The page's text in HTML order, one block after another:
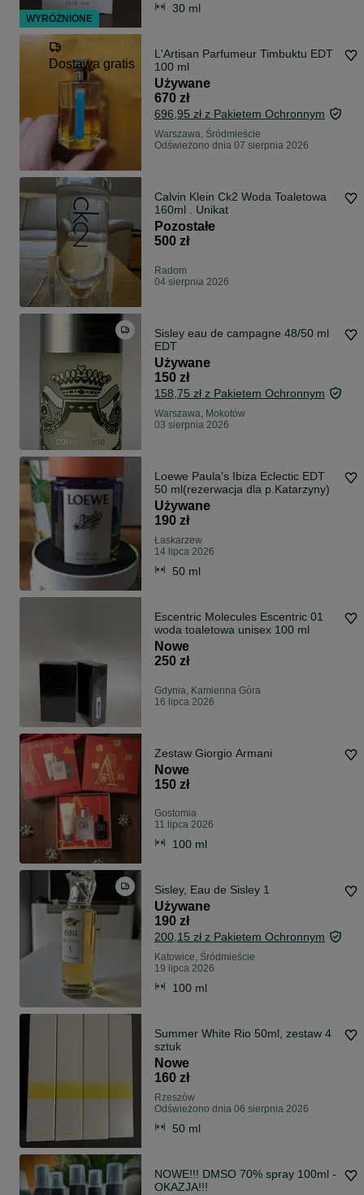
30 ml
Dostawa gratis
L'Artisan Parfumeur Timbuktu EDT
100 ml
Używane
670 zł
696,95 zł z Pakietem Ochronnym
Warszawa, Śródmieście
Odświeżono dnia 07 sierpnia 2026
Calvin Klein Ck2 Woda Toaletowa
160ml . Unikat
Pozostałe
500 zł
Radom
04 sierpnia 2026
Sisley eau de campagne 48/50 ml
EDT
Używane
150 zł
158,75 zł z Pakietem Ochronnym
Warszawa, Mokotów
03 sierpnia 2026
Loewe Paula's Ibiza Eclectic EDT
50 ml(rezerwacja dla p.Katarzyny)
Używane
190 zł
Łaskarzew
14 lipca 2026
50 ml
Escentric Molecules Escentric 01
woda toaletowa unisex 100 ml
Nowe
250 zł
Gdynia, Kamienna Góra
16 lipca 2026
Zestaw Giorgio Armani
Nowe
150 zł
Gostomia
11 lipca 2026
100 ml
Sisley, Eau de Sisley 1
Używane
190 zł
200,15 zł z Pakietem Ochronnym
Katowice, Śródmieście
19 lipca 2026
100 ml
Summer White Rio 50ml, zestaw 4
sztuk
Nowe
160 zł
Rzeszów
Odświeżono dnia 06 sierpnia 2026
50 ml
NOWE!!! DMSO 70% spray 100ml -
OKAZJA!!!
WYRÓŻNIONE